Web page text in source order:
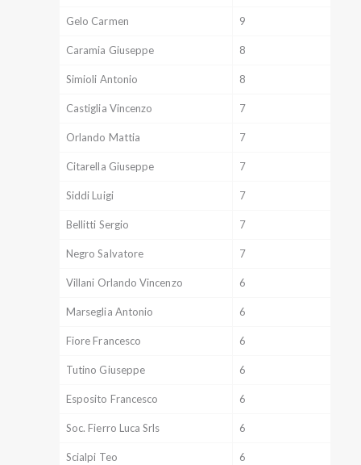
Gelo Carmen 9
Caramia Giuseppe 8
Simioli Antonio 8
Castiglia Vincenzo 7
Orlando Mattia 7
Citarella Giuseppe 7
Siddi Luigi 7
Bellitti Sergio 7
Negro Salvatore 7
Villani Orlando Vincenzo 6
Marseglia Antonio 6
Fiore Francesco 6
Tutino Giuseppe 6
Esposito Francesco 6
Soc. Fierro Luca Srls 6
Scialpi Teo 6